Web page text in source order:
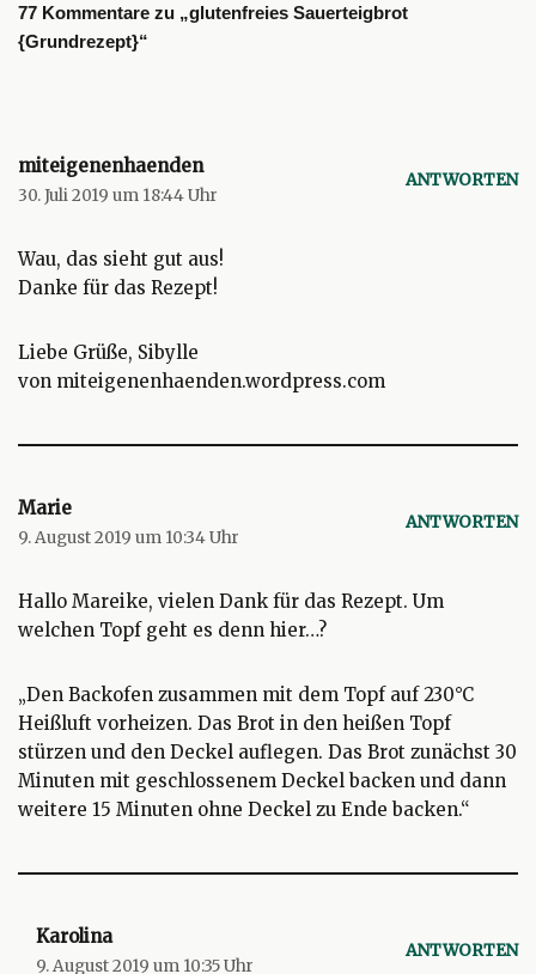
77 Kommentare zu „glutenfreies Sauerteigbrot
{Grundrezept}“
miteigenenhaenden
30. Juli 2019 um 18:44 Uhr
ANTWORTEN
Wau, das sieht gut aus!
Danke für das Rezept!
Liebe Grüße, Sibylle
von miteigenenhaenden.wordpress.com
Marie
9. August 2019 um 10:34 Uhr
ANTWORTEN
Hallo Mareike, vielen Dank für das Rezept. Um
welchen Topf geht es denn hier…?
„Den Backofen zusammen mit dem Topf auf 230°C
Heißluft vorheizen. Das Brot in den heißen Topf
stürzen und den Deckel auflegen. Das Brot zunächst 30
Minuten mit geschlossenem Deckel backen und dann
weitere 15 Minuten ohne Deckel zu Ende backen.“
Karolina
9. August 2019 um 10:35 Uhr
ANTWORTEN